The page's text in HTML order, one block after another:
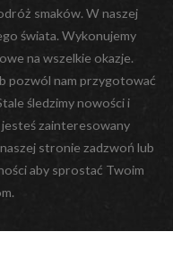
smaków. W naszej
świata. Wykonujemy
na wszelkie okazje.
pozwól nam przygotować
śledzimy nowości i
zainteresowany
stronie zadzwoń lub
aby sprostać Twoim